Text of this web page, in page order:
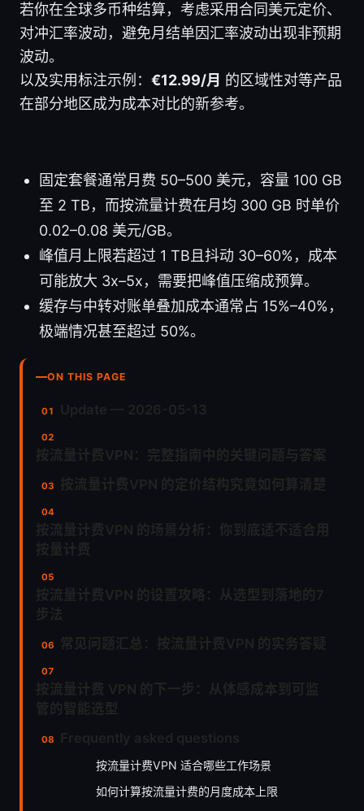
若你在全球多币种结算，考虑采用合同美元定价、
对冲汇率波动，避免月结单因汇率波动出现非预期
波动。
以及实用标注示例： €12.99/月 的区域性对等产品
在部分地区成为成本对比的新参考。
固定套餐通常月费 50–500 美元，容量 100 GB
至 2 TB，而按流量计费在月均 300 GB 时单价
0.02–0.08 美元/GB。
峰值月上限若超过 1 TB且抖动 30–60%，成本
可能放大 3x–5x，需要把峰值压缩成预算。
缓存与中转对账单叠加成本通常占 15%–40%，
极端情况甚至超过 50%。
ON THIS PAGE
按流量计费VPN 适合哪些工作场景
如何计算按流量计费的月度成本上限